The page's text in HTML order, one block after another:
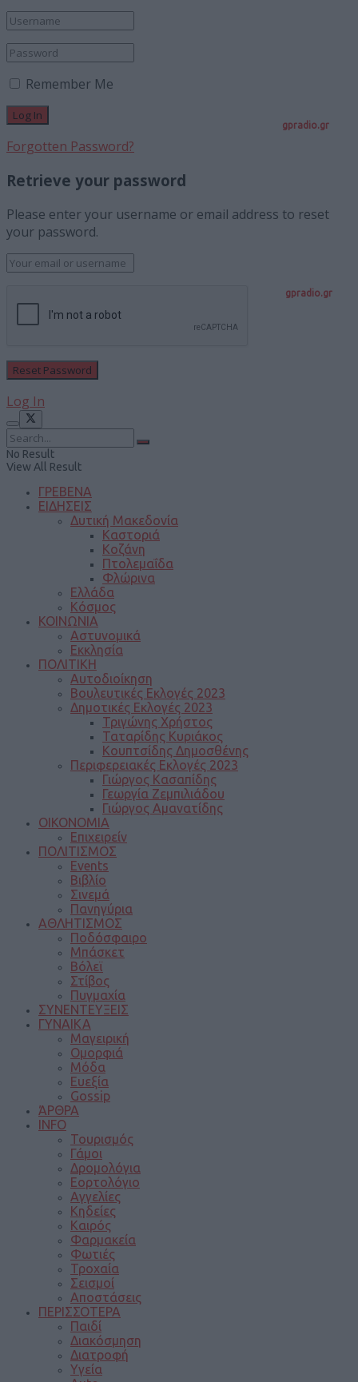
gpradio.gr
Remember Me
Forgotten Password?
Retrieve your password
Please enter your username or email address to reset
your password.
Log In
No Result
View All Result
ΓΡΕΒΕΝΑ
ΕΙΔΗΣΕΙΣ
Δυτική Μακεδονία
Καστοριά
Κοζάνη
Πτολεμαΐδα
Φλώρινα
Ελλάδα
Κόσμος
ΚΟΙΝΩΝΙΑ
Αστυνομικά
Εκκλησία
ΠΟΛΙΤΙΚΗ
Αυτοδιοίκηση
Βουλευτικές Εκλογές 2023
Δημοτικές Εκλογές 2023
Τριγώνης Χρήστος
Ταταρίδης Κυριάκος
Κουπτσίδης Δημοσθένης
Περιφερειακές Εκλογές 2023
Γιώργος Κασαπίδης
Γεωργία Ζεμπιλιάδου
Γιώργος Αμανατίδης
ΟΙΚΟΝΟΜΙΑ
Επιχειρείν
ΠΟΛΙΤΙΣΜΟΣ
Events
Βιβλίο
Σινεμά
Πανηγύρια
ΑΘΛΗΤΙΣΜΟΣ
Ποδόσφαιρο
Μπάσκετ
Βόλεϊ
Στίβος
Πυγμαχία
ΣΥΝΕΝΤΕΥΞΕΙΣ
ΓΥΝΑΙΚΑ
Μαγειρική
Ομορφιά
Μόδα
Ευεξία
Gossip
ΆΡΘΡΑ
INFO
Τουρισμός
Γάμοι
Δρομολόγια
Εορτολόγιο
Αγγελίες
Κηδείες
Καιρός
Φαρμακεία
Φωτιές
Τροχαία
Σεισμοί
Αποστάσεις
ΠΕΡΙΣΣΟΤΕΡΑ
Παιδί
Διακόσμηση
Διατροφή
Υγεία
gpradio.gr